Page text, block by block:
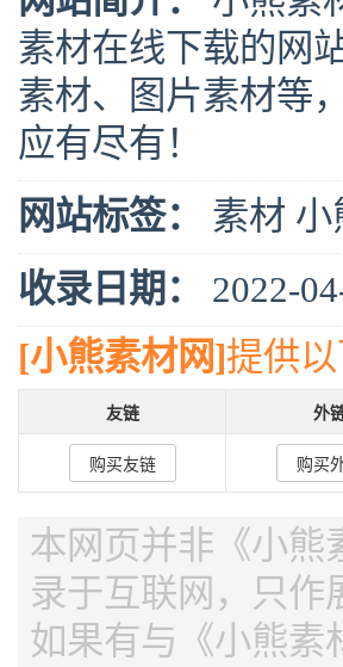
素材在线下载的网
素材、图片素材等
应有尽有！
网站标签：
素材 小
收录日期：
2022-
[小熊素材网]提供以
友链 外
购买友链 购买
本网页并非《小熊
录于互联网，只作
如果有与《小熊素